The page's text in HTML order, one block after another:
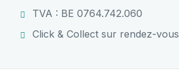
TVA : BE 0764.742.060
Click & Collect sur rendez-vous